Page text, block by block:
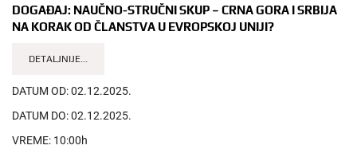
DOGAĐAJ: NAUČNO-STRUČNI SKUP – CRNA GORA I SRBIJA
NA KORAK OD ČLANSTVA U EVROPSKOJ UNIJI?
DETALJNIJE...
DATUM OD:02.12.2025.
DATUM DO:02.12.2025.
VREME: 10:00h